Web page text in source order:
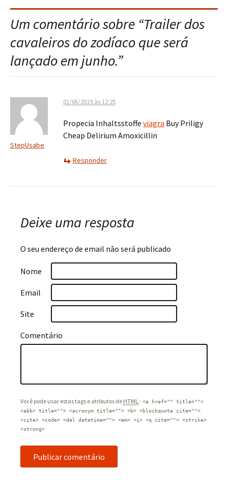
post
Um comentário sobre “Trailer dos
cavaleiros do zodíaco que será
lançado em junho.”
StepUsabe
01/06/2019 às 12:25
Propecia Inhaltsstoffe viagra Buy Priligy
Cheap Delirium Amoxicillin
Responder
Deixe uma resposta
O seu endereço de email não será publicado
Nome
Email
Site
Comentário
Você pode usar estas tags e atributos de HTML: <a href="" title="">
<abbr title=""> <acronym title=""> <b> <blockquote cite="">
<cite> <code> <del datetime=""> <em> <i> <q cite=""> <strike>
<strong>